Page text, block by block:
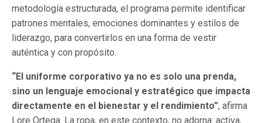
metodología estructurada, el programa permite identificar
patrones mentales, emociones dominantes y estilos de
liderazgo, para convertirlos en una forma de vestir
auténtica y con propósito.
“El uniforme corporativo ya no es solo una prenda,
sino un lenguaje emocional y estratégico que impacta
directamente en el bienestar y el rendimiento”, afirma
Lore Ortega. La ropa, en este contexto, no adorna: activa,